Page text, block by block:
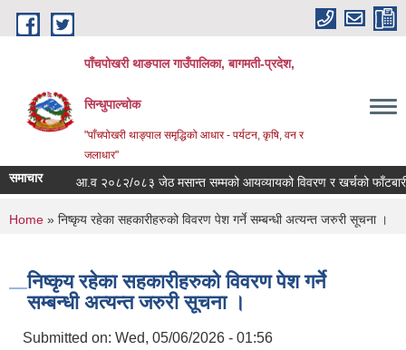
Skip to main content
पाँचपोखरी थाङपाल गाउँपालिका, बागमती-प्रदेश,
सिन्धुपाल्चोक
"पाँचपोखरी थाङ्पाल समृद्धिको आधार - पर्यटन, कृषि, वन र
जलाधार"
समाचार आ.व २०८२/०८३ जेठ मसान्त सम्मको आयव्यायको विवरण र खर्चको फाँटबारी ।
You are here
Home » निष्कृय रहेका सहकारीहरुको विवरण पेश गर्ने सम्बन्धी अत्यन्त जरुरी सूचना ।
निष्कृय रहेका सहकारीहरुको विवरण पेश गर्ने
सम्बन्धी अत्यन्त जरुरी सूचना ।
Submitted on: Wed, 05/06/2026 - 01:56